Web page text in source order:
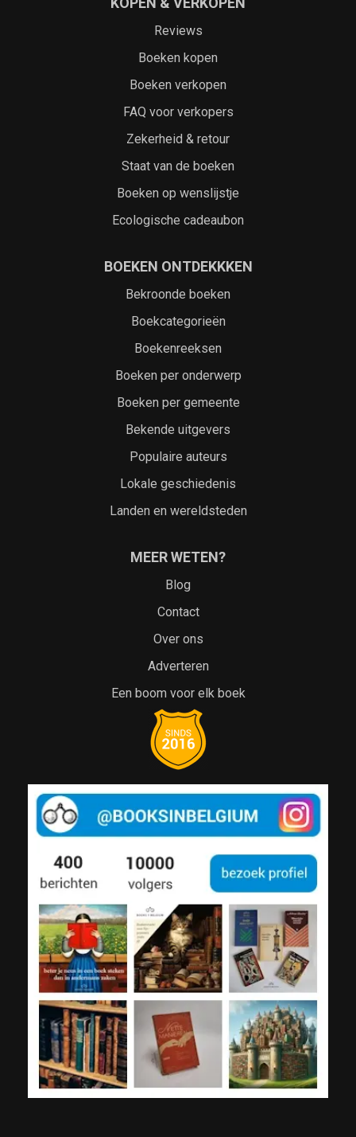
Reviews
Boeken kopen
Boeken verkopen
FAQ voor verkopers
Zekerheid & retour
Staat van de boeken
Boeken op wenslijstje
Ecologische cadeaubon
BOEKEN ONTDEKKKEN
Bekroonde boeken
Boekcategorieën
Boekenreeksen
Boeken per onderwerp
Boeken per gemeente
Bekende uitgevers
Populaire auteurs
Lokale geschiedenis
Landen en wereldsteden
MEER WETEN?
Blog
Contact
Over ons
Adverteren
Een boom voor elk boek